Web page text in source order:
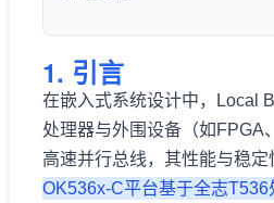
1. 引言
在嵌入式系统设计中，Local
处理器与外围设备（如FPGA
高速并行总线，其性能与稳定
OK536x-C平台基于全志